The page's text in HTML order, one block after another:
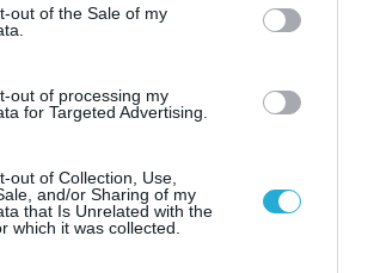
out of the Sale of my
out of processing my
for Targeted Advertising.
out of Collection, Use,
and/or Sharing of my
that Is Unrelated with the
which it was collected.
ΕΚΤ
την